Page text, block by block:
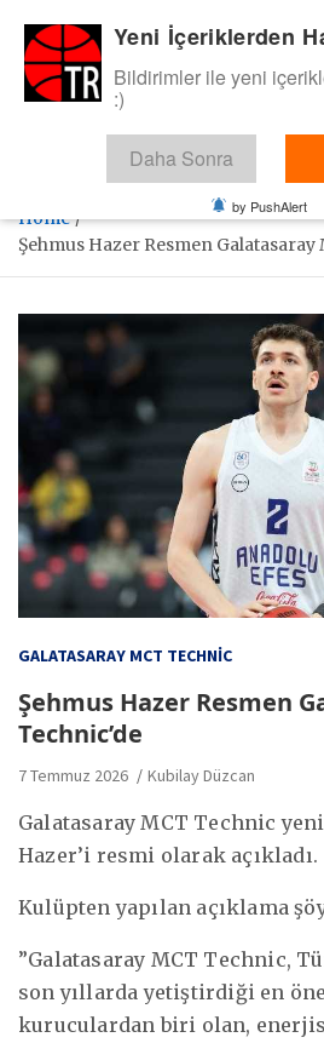
content
BasketTR
Sol dip çizgiden bir basket de bizden
Home
Şehmus Hazer Resmen Galatasaray
GALATASARAY MCT TECHNIC
Şehmus Hazer Resmen
Technic’de
7 Temmuz 2026 Kubilay Düzcan
Galatasaray MCT Technic
Hazer’i resmi olarak açıkladı.
Kulüpten yapılan açıklama
”Galatasaray MCT Technic,
son yıllarda yetiştirdiği en
kuruculardan biri olan,
Yeni İçeriklerden
Bildirimler ile yeni
:)
Daha Sonra
by PushAlert